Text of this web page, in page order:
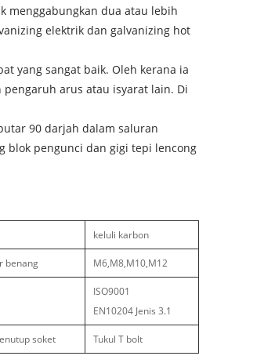
menggabungkan dua atau lebih
elektrik dan galvanizing hot
yang sangat baik. Oleh kerana ia
arus atau isyarat lain. Di
90 darjah dalam saluran
blok pengunci dan gigi tepi lencong
keluli karbon
benang M6,M8,M10,M12
ISO9001
EN10204 Jenis 3.1
soket Tukul T bolt